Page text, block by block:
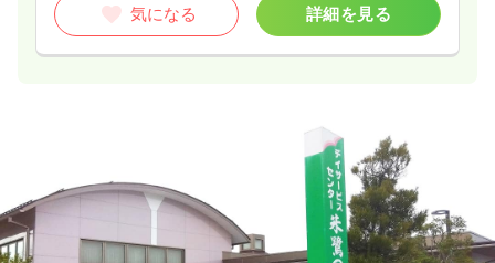
遅番 10:00～19:00 休憩60分
気になる 詳細を見る